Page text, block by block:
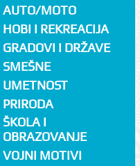
AUTO/MOTO
HOBI I REKREACIJA
GRADOVI I DRŽAVE
SMEŠNE
UMETNOST
PRIRODA
ŠKOLA I
OBRAZOVANJE
VOJNI MOTIVI